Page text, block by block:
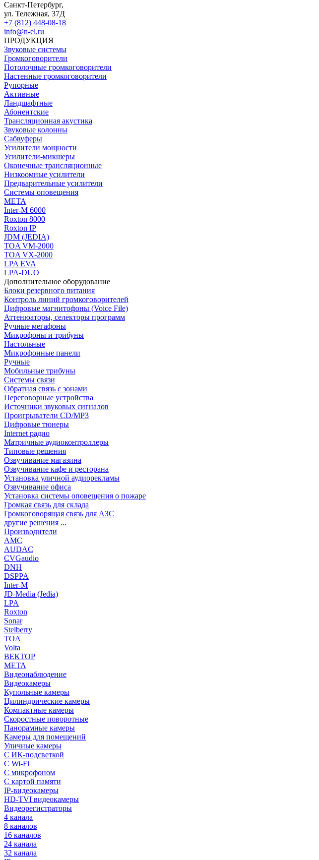
Санкт-Петербург,
ул. Тележная, 37Д
+7 (812) 448-08-18
info@n-el.ru
ПРОДУКЦИЯ
Звуковые системы
Громкоговорители
Потолочные громкоговорители
Настенные громкоговорители
Рупорные
Активные
Ландшафтные
Абонентские
Трансляционная акустика
Звуковые колонны
Сабвуферы
Усилители мощности
Усилители-микшеры
Оконечные трансляционные
Низкоомные усилители
Предварительные усилители
Системы оповещения
МЕТА
Inter-M 6000
Roxton 8000
Roxton IP
JDM (JEDIA)
TOA VM-2000
TOA VX-2000
LPA EVA
LPA-DUO
Дополнительное оборудование
Блоки резервного питания
Контроль линий громкоговорителей
Цифровые магнитофоны (Voice File)
Аттенюаторы, селекторы программ
Ручные мегафоны
Микрофоны и трибуны
Настольные
Микрофонные панели
Ручные
Мобильные трибуны
Системы связи
Обратная связь с зонами
Переговорные устройства
Источники звуковых сигналов
Проигрыватели CD/MP3
Цифровые тюнеры
Internet радио
Матричные аудиоконтроллеры
Типовые решения
Озвучивание магазина
Озвучивание кафе и ресторана
Установка уличной аудиорекламы
Озвучивание офиса
Установка системы оповещения о пожаре
Громкая связь для склада
Громкоговорящая связь для АЗС
другие решения ...
Производители
AMC
AUDAC
CVGaudio
DNH
DSPPA
Inter-M
JD-Media (Jedia)
LPA
Roxton
Sonar
Stelberry
TOA
Volta
ВЕКТОР
МЕТА
Видеонаблюдение
Видеокамеры
Купольные камеры
Цилиндрические камеры
Компактные камеры
Скоростные поворотные
Панорамные камеры
Камеры для помещений
Уличные камеры
С ИК-подсветкой
С Wi-Fi
С микрофоном
С картой памяти
IP-видеокамеры
HD-TVI видеокамеры
Видеорегистраторы
4 канала
8 каналов
16 каналов
24 канала
32 канала